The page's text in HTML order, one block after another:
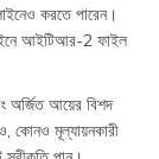
করতে পারেন।
আইটিআর-2 ফাইল
অর্জিত আয়ের বিশদ
কোনও মূল্যায়নকারী